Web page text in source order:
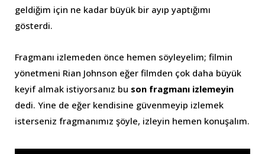
geldiğim için ne kadar büyük bir ayıp yaptığımı
gösterdi.
Fragmanı izlemeden önce hemen söyleyelim; filmin
yönetmeni Rian Johnson eğer filmden çok daha büyük
keyif almak istiyorsanız bu son fragmanı izlemeyin
dedi. Yine de eğer kendisine güvenmeyip izlemek
isterseniz fragmanımız şöyle, izleyin hemen konuşalım.